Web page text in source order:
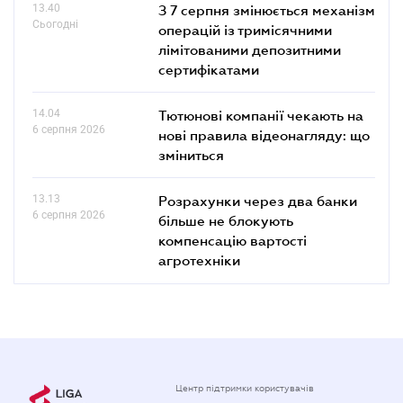
13.40
Сьогодні
З 7 серпня змінюється механізм
операцій із тримісячними
лімітованими депозитними
сертифікатами
14.04
6 серпня 2026
Тютюнові компанії чекають на
нові правила відеонагляду: що
зміниться
13.13
6 серпня 2026
Розрахунки через два банки
більше не блокують
компенсацію вартості
агротехніки
Центр підтримки користувачів